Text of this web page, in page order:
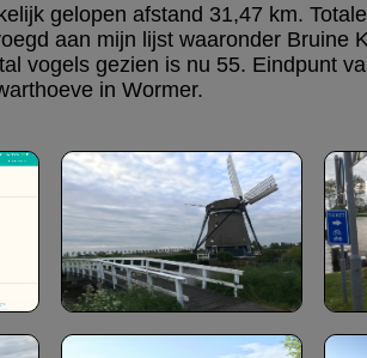
gelopen afstand 31,47 km.
aan mijn lijst waaronder Bruine
vogels gezien is nu 55. Eindpunt
in Wormer.